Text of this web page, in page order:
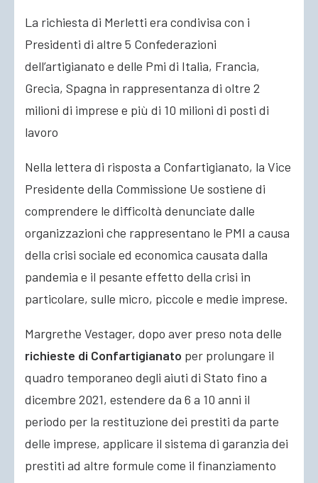
La richiesta di Merletti era condivisa con i
Presidenti di altre 5 Confederazioni
dell’artigianato e delle Pmi di Italia, Francia,
Grecia, Spagna in rappresentanza di oltre 2
milioni di imprese e più di 10 milioni di posti di
lavoro
Nella lettera di risposta a Confartigianato, la Vice
Presidente della Commissione Ue sostiene di
comprendere le difficoltà denunciate dalle
organizzazioni che rappresentano le PMI a causa
della crisi sociale ed economica causata dalla
pandemia e il pesante effetto della crisi in
particolare, sulle micro, piccole e medie imprese.
Margrethe Vestager, dopo aver preso nota delle
richieste di Confartigianato per prolungare il
quadro temporaneo degli aiuti di Stato fino a
dicembre 2021, estendere da 6 a 10 anni il
periodo per la restituzione dei prestiti da parte
delle imprese, applicare il sistema di garanzia dei
prestiti ad altre formule come il finanziamento